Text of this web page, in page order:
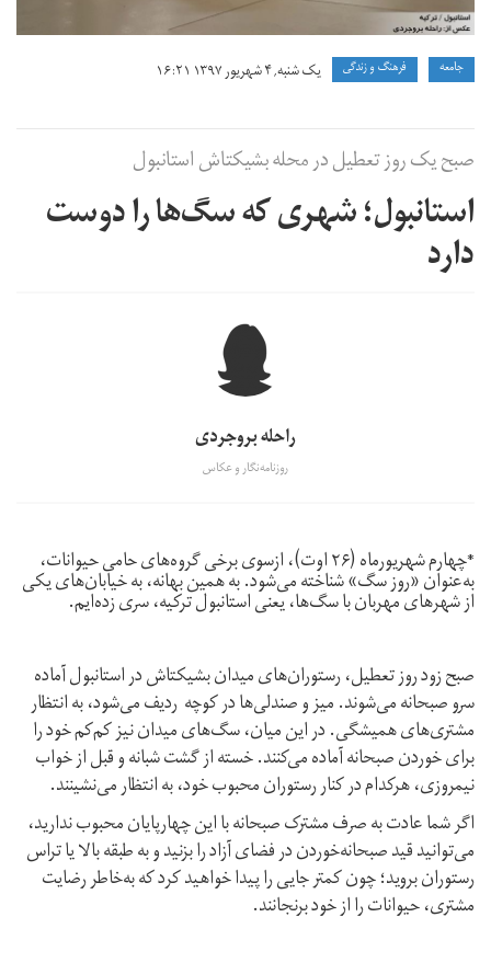
جامعه فرهنگ و زندگی یک شنبه, ۴ شهریور ۱۳۹۷ ۱۶:۲۱
صبح یک روز تعطیل در محله‌ بشیکتاش استانبول
استانبول؛ شهری که سگ‌ها را دوست
دارد
راحله بروجردی
روزنامه‌نگار و عکاس
*چهارم شهریورماه (۲۶ اوت)، ازسوی برخی گروه‌های حامی حیوانات،
به‌عنوان «روز سگ» شناخته می‌شود. به همین بهانه، به خیابان‌های یکی
از شهرهای مهربان با سگ‌ها، یعنی استانبول ترکیه، سری زده‌ایم.
صبح زود روز تعطیل، رستوران‌های میدان بشیکتاش در استانبول آماده
سرو صبحانه می‌شوند. میز و صندلی‌ها در کوچه ردیف می‌شود، به انتظار
مشتری‌های همیشگی. در این میان، سگ‌های میدان نیز کم‌کم خود را
برای خوردن صبحانه آماده می‌کنند. خسته از گشت شبانه و قبل از خواب
نیمروزی، هرکدام در کنار رستوران محبوب خود، به انتظار می‌نشینند.
اگر شما عادت به صرف مشترک صبحانه با این چهارپایان محبوب ندارید،
می‌توانید قید صبحانه‌خوردن در فضای آزاد را بزنید و به طبقه بالا یا تراس
رستوران بروید؛ چون کمتر جایی را پیدا خواهید کرد که به‌خاطر رضایت
مشتری، حیوانات را از خود برنجانند.